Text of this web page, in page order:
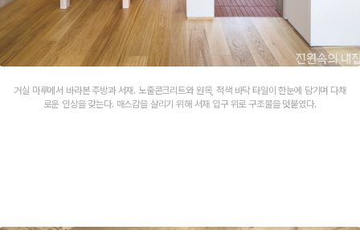
거실 마루에서 바라본 주방과 서재. 노출콘크리트와 원목, 적색 바닥 타일이 한눈에 담기며 다채
로운 인상을 갖는다. 매스감을 살리기 위해 서재 입구 위로 구조물을 덧붙였다.